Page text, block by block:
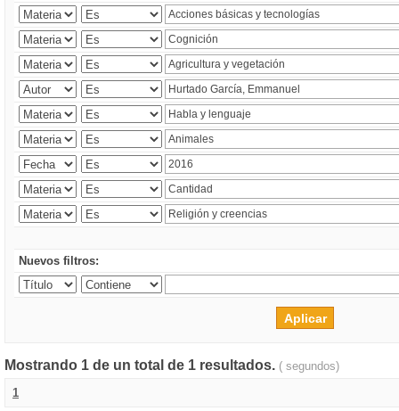
Nuevos filtros:
Mostrando 1 de un total de 1 resultados. ( segundos)
1